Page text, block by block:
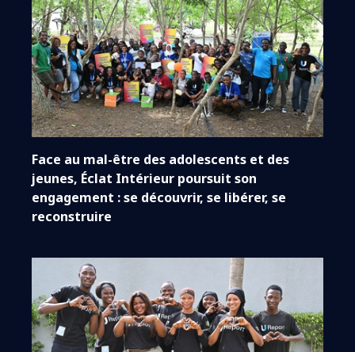
Face au mal-être des adolescents et des
jeunes, Éclat Intérieur poursuit son
engagement : se découvrir, se libérer, se
reconstruire